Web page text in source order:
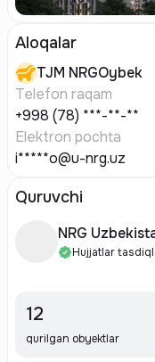
Aloqalar
TJM NRGOybek
Telefon raqam
+998 (78) ***-**-**
Elektron pochta
i*****o@u-nrg.uz
Quruvchi
NRG
Hujjatlar
12
qurilgan obyektlar